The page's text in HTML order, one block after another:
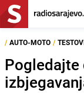
/ AUTO-MOTO /
Pogledajte